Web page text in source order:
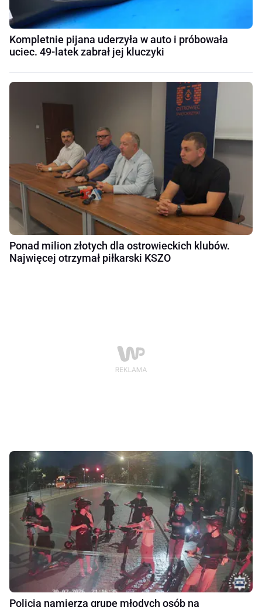
Kompletnie pijana uderzyła w auto i próbowała
uciec. 49-latek zabrał jej kluczyki
Ponad milion złotych dla ostrowieckich klubów.
Najwięcej otrzymał piłkarski KSZO
Policja namierza grupę młodych osób na